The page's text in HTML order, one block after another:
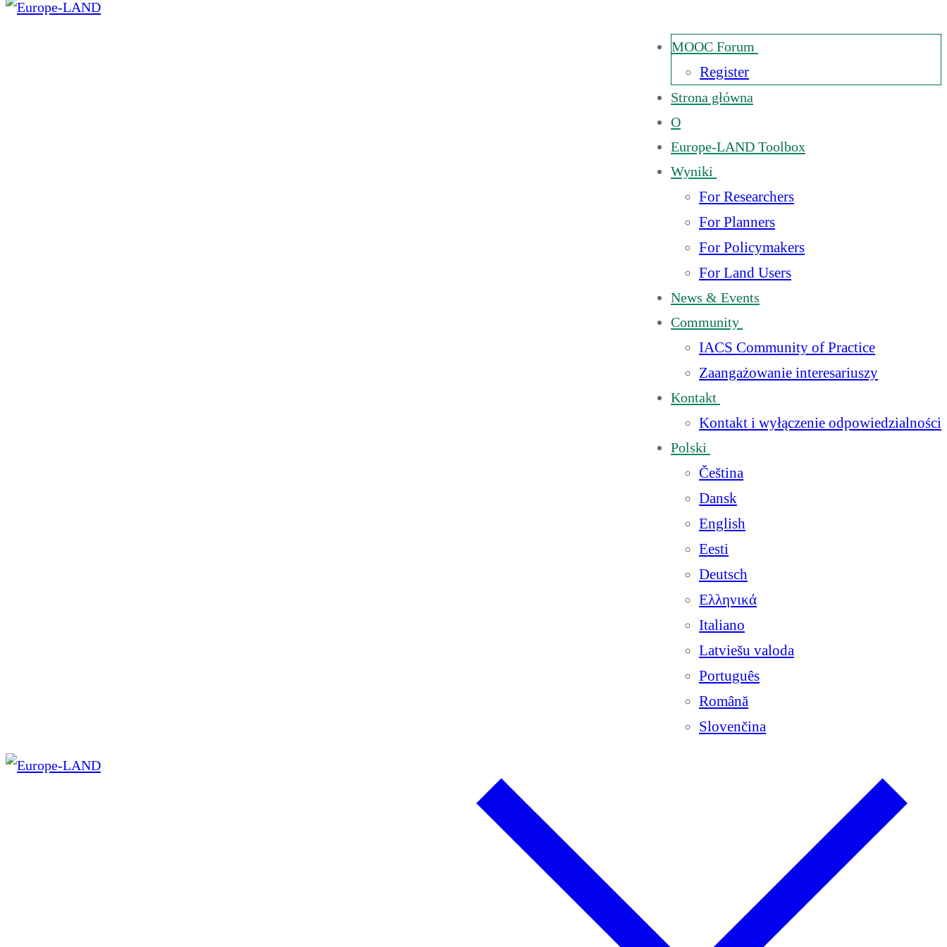
MOOC Forum
Register
Strona główna
O
Europe-LAND Toolbox
Wyniki
For Researchers
For Planners
For Policymakers
For Land Users
News & Events
Community
IACS Community of Practice
Zaangażowanie interesariuszy
Kontakt
Kontakt i wyłączenie odpowiedzialności
Polski
Čeština
Dansk
English
Eesti
Deutsch
Ελληνικά
Italiano
Latviešu valoda
Português
Română
Slovenčina